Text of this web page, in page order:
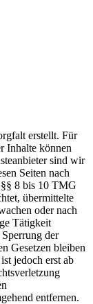
erstellt. Für
Inhalte können
sind wir
Seiten nach
8 bis 10 TMG
übermittelte
oder nach
Tätigkeit
der
Gesetzen bleiben
jedoch erst ab
entfernen.